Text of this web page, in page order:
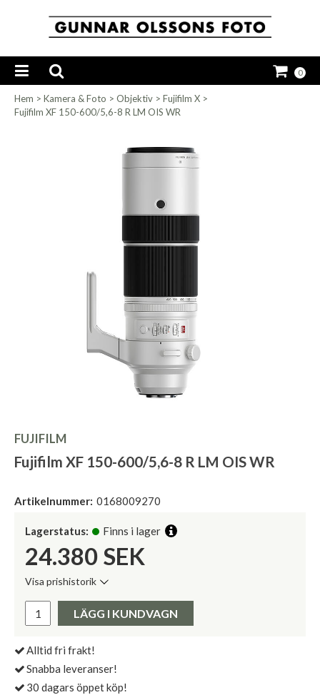
0
Hem > Kamera & Foto > Objektiv > Fujifilm X >
Fujifilm XF 150-600/5,6-8 R LM OIS WR
FUJIFILM
Fujifilm XF 150-600/5,6-8 R LM OIS WR
Artikelnummer: 0168009270
Lagerstatus: Finns i lager
24.380 SEK
Visa prishistorik
Pris:
LÄGG I KUNDVAGN
Alltid fri frakt!
Snabba leveranser!
30 dagars öppet köp!